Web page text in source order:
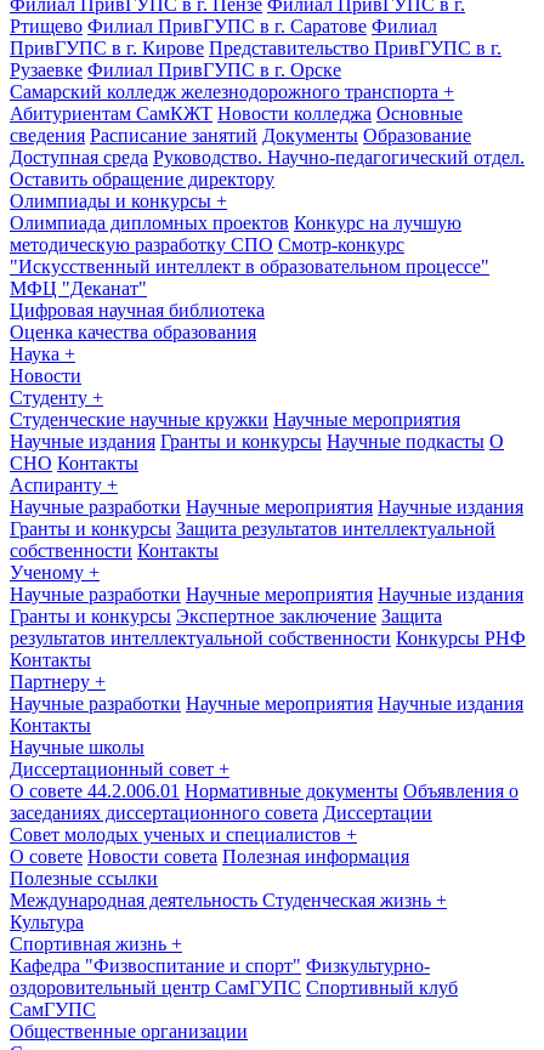
Филиал ПривГУПС в г. Пензе Филиал ПривГУПС в г.
Ртищево Филиал ПривГУПС в г. Саратове Филиал
ПривГУПС в г. Кирове Представительство ПривГУПС в г.
Рузаевке Филиал ПривГУПС в г. Орске
Самарский колледж железнодорожного транспорта +
Абитуриентам СамКЖТ Новости колледжа Основные
сведения Расписание занятий Документы Образование
Доступная среда Руководство. Научно-педагогический отдел.
Оставить обращение директору
Олимпиады и конкурсы +
Олимпиада дипломных проектов Конкурс на лучшую
методическую разработку СПО Смотр-конкурс
"Искусственный интеллект в образовательном процессе"
МФЦ "Деканат"
Цифровая научная библиотека
Оценка качества образования
Наука +
Новости
Студенту +
Студенческие научные кружки Научные мероприятия
Научные издания Гранты и конкурсы Научные подкасты О
СНО Контакты
Аспиранту +
Научные разработки Научные мероприятия Научные издания
Гранты и конкурсы Защита результатов интеллектуальной
собственности Контакты
Ученому +
Научные разработки Научные мероприятия Научные издания
Гранты и конкурсы Экспертное заключение Защита
результатов интеллектуальной собственности Конкурсы РНФ
Контакты
Партнеру +
Научные разработки Научные мероприятия Научные издания
Контакты
Научные школы
Диссертационный совет +
О совете 44.2.006.01 Нормативные документы Объявления о
заседаниях диссертационного совета Диссертации
Совет молодых ученых и специалистов +
О совете Новости совета Полезная информация
Полезные ссылки
Международная деятельность Студенческая жизнь +
Культура
Спортивная жизнь +
Кафедра "Физвоспитание и спорт" Физкультурно-
оздоровительный центр СамГУПС Спортивный клуб
СамГУПС
Общественные организации